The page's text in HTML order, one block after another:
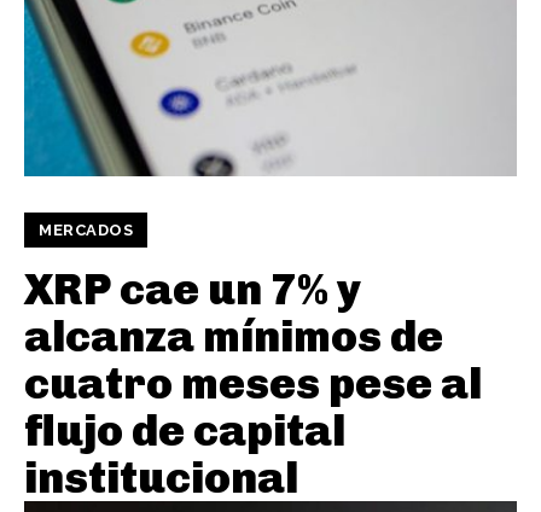
MERCADOS
XRP cae un 7% y
alcanza mínimos de
cuatro meses pese al
flujo de capital
institucional